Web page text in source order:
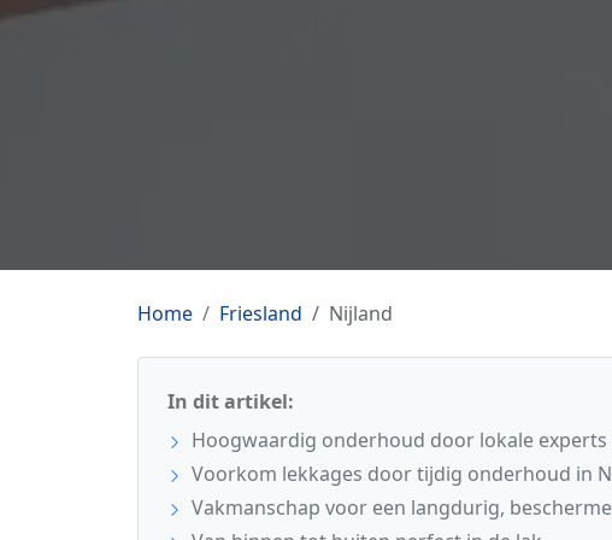
Home Friesland Nijland
In dit artikel:
Hoogwaardig onderhoud door lokale experts
Voorkom lekkages door tijdig onderhoud in
Vakmanschap voor een langdurig,